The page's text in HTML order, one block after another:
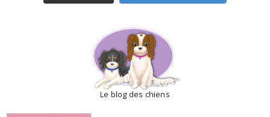
Le blog des chiens